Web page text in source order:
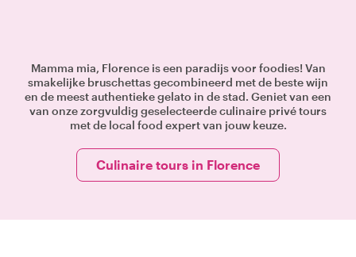
Mamma mia, Florence is een paradijs voor foodies! Van
smakelijke bruschettas gecombineerd met de beste wijn
en de meest authentieke gelato in de stad. Geniet van een
van onze zorgvuldig geselecteerde culinaire privé tours
met de local food expert van jouw keuze.
Culinaire tours in Florence